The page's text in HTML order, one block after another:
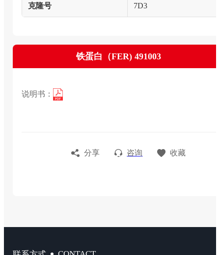
克隆号 7D3
铁蛋白（FER) 491003
说明书：
分享 咨询 收藏